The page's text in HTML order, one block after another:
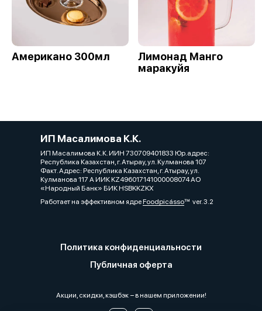
Американо 300мл
Лимонад Манго
маракуйя
ИП Масалимова К.К.
ИП Масалимова К.К. ИИН 730709401833 Юр.адрес:
Республика Казахстан, г. Атырау, ул. Кулманова 107
Факт. Адрес: Республика Казахстан, г. Атырау, ул.
Кулманова 117 А ИИК KZ496017141000008074 АО
«Народный Банк» БИК HSBKKZKX
Работает на эффективном ядреFoodpicássover. 3.2
Политика конфиденциальности
Публичная оферта
Акции, скидки, кэшбэк − в нашем приложении!